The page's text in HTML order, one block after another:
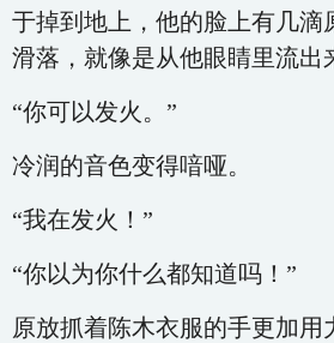
于掉到地上，他的脸上有几滴
滑落，就像是从他眼睛里流出
“你可以发火。”
冷润的音色变得喑哑。
“我在发火！”
“你以为你什么都知道吗！”
原放抓着陈木衣服的手更加用